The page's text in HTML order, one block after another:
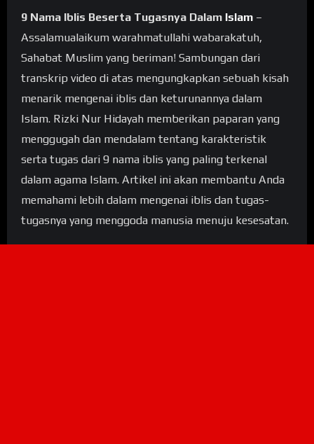
9 Nama Iblis Beserta Tugasnya Dalam Islam –
Assalamualaikum warahmatullahi wabarakatuh,
Sahabat Muslim yang beriman! Sambungan dari
transkrip video di atas mengungkapkan sebuah kisah
menarik mengenai iblis dan keturunannya dalam
Islam. Rizki Nur Hidayah memberikan paparan yang
menggugah dan mendalam tentang karakteristik
serta tugas dari 9 nama iblis yang paling terkenal
dalam agama Islam. Artikel ini akan membantu Anda
memahami lebih dalam mengenai iblis dan tugas-
tugasnya yang menggoda manusia menuju kesesatan.